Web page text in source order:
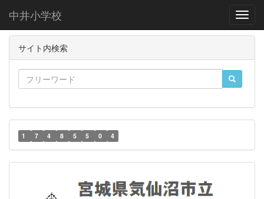
中井小学校
サイト内検索
1 7 4 8 5 5 0 4